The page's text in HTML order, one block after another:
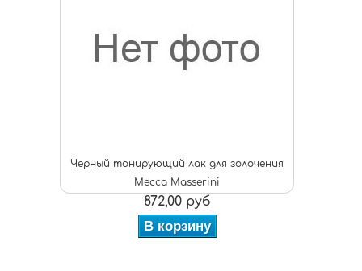
Черный тонирующий лак для золочения
Mecca Masserini
872,00 руб
В корзину